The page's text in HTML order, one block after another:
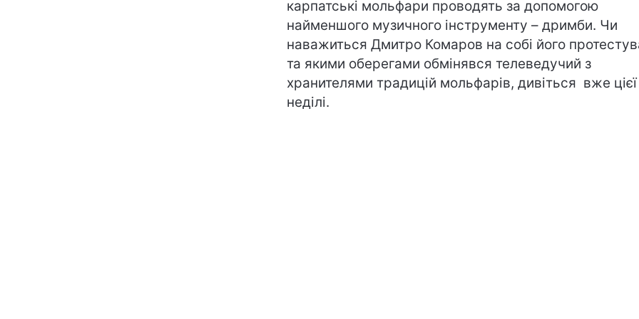
карпатські мольфари проводять за допомогою
найменшого музичного інструменту – дримби. Чи
наважиться Дмитро Комаров на собі його
та якими оберегами обмінявся телеведучий з
хранителями традицій мольфарів, дивіться вже цієї
неділі.